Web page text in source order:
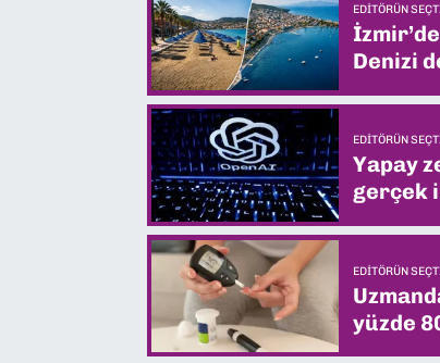
EDITÖRÜN
Denizi
EDITÖRÜN
Yapay
gerçek
EDITÖRÜN
yüzde